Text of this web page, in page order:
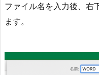
ファイル名を入力後、右
ます。